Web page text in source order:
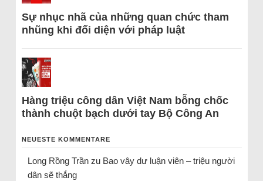
Sự nhục nhã của những quan chức tham
nhũng khi đối diện với pháp luật
Hàng triệu công dân Việt Nam bỗng chốc
thành chuột bạch dưới tay Bộ Công An
NEUESTE KOMMENTARE
Long Rồng Trầnzu Bao vây dư luận viên – triệu người
dân sẽ thắng